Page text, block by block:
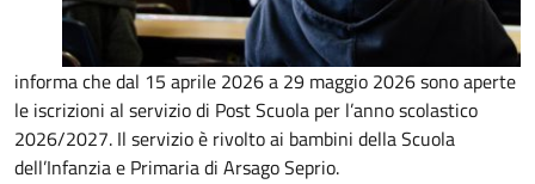
informa che dal 15 aprile 2026 a 29 maggio 2026 sono aperte
le iscrizioni al servizio di Post Scuola per l’anno scolastico
2026/2027. Il servizio è rivolto ai bambini della Scuola
dell’Infanzia e Primaria di Arsago Seprio.